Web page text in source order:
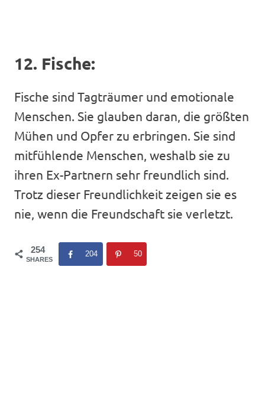
12. Fische:
Fische sind Tagträumer und emotionale
Menschen. Sie glauben daran, die größten
Mühen und Opfer zu erbringen. Sie sind
mitfühlende Menschen, weshalb sie zu
ihren Ex-Partnern sehr freundlich sind.
Trotz dieser Freundlichkeit zeigen sie es
nie, wenn die Freundschaft sie verletzt.
254
SHARES
204 50